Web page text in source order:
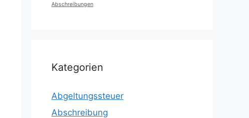
Abschreibungen
Kategorien
Abgeltungssteuer
Abschreibung